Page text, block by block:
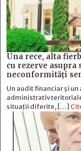
Una rece, alta
cu rezerve
neconformităţi
Un audit financiar și
administrativ
situații diferite, […]